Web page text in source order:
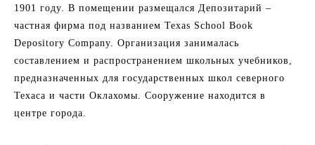
1901 году. В помещении размещался Депозитарий –
частная фирма под названием Texas School Book
Depository Company. Организация занималась
составлением и распространением школьных учебников,
предназначенных для государственных школ северного
Техаса и части Оклахомы. Сооружение находится в
центре города.